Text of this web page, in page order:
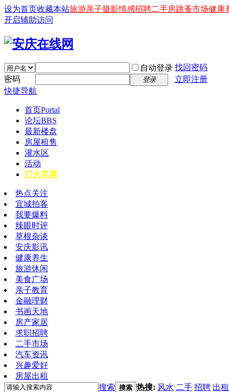
设为首页收藏本站旅游亲子摄影情感招聘二手房跳蚤市场健康
开启辅助访问
自动登录 找回密码
密码
登录
立即注册
快捷导航
首页Portal
论坛BBS
最新楼盘
房屋租售
灌水区
活动
订火车票
热点关注
宜城拍客
我要爆料
辣眼时评
草根杂谈
安庆影讯
健康养生
旅游休闲
美食广场
亲子教育
金融理财
书画天地
房产家居
求职招聘
二手市场
汽车资讯
兴趣爱好
房屋出租
搜索 搜索 热搜: 风水 二手 招聘 出租